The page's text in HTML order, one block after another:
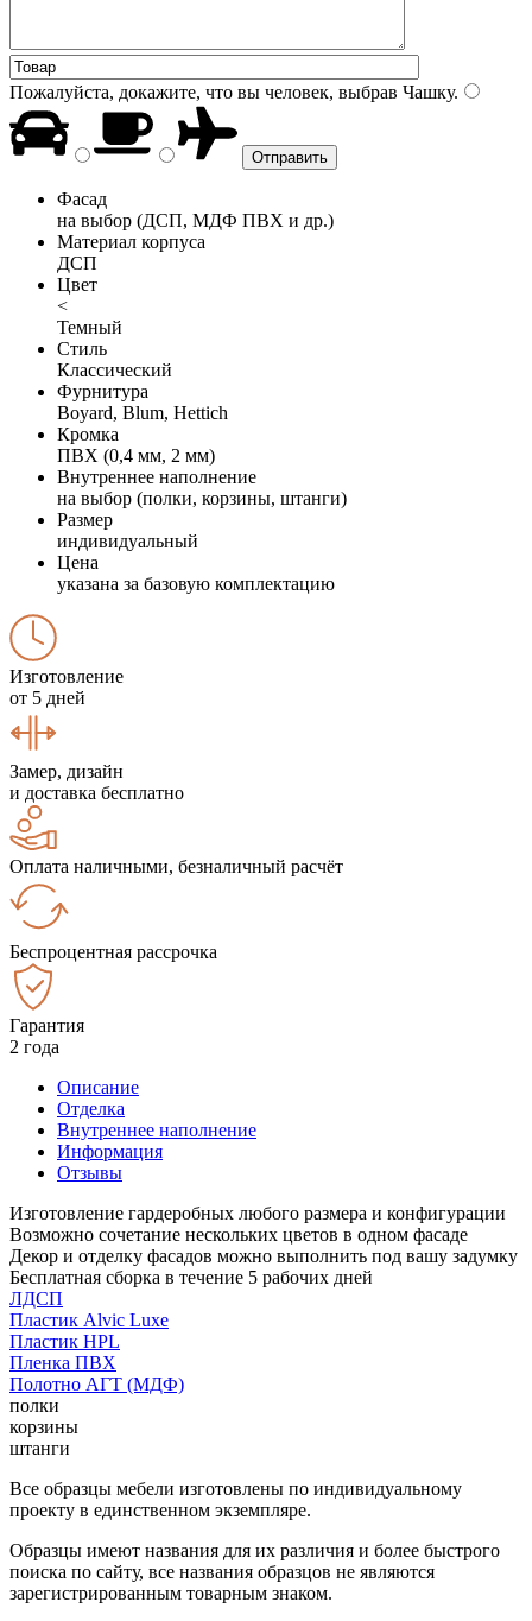
Пожалуйста, докажите, что вы человек, выбрав Чашку.
Фасад
на выбор (ДСП, МДФ ПВХ и др.)
Материал корпуса
ДСП
Цвет
<
Темный
Стиль
Классический
Фурнитура
Boyard, Blum, Hettich
Кромка
ПВХ (0,4 мм, 2 мм)
Внутреннее наполнение
на выбор (полки, корзины, штанги)
Размер
индивидуальный
Цена
указана за базовую комплектацию
Изготовление
от 5 дней
Замер, дизайн
и доставка бесплатно
Оплата наличными, безналичный расчёт
Беспроцентная рассрочка
Гарантия
2 года
Описание
Отделка
Внутреннее наполнение
Информация
Отзывы
Изготовление гардеробных любого размера и конфигурации
Возможно сочетание нескольких цветов в одном фасаде
Декор и отделку фасадов можно выполнить под вашу задумку
Бесплатная сборка в течение 5 рабочих дней
ЛДСП
Пластик Alvic Luxe
Пластик HPL
Пленка ПВХ
Полотно АГТ (МДФ)
полки
корзины
штанги
Все образцы мебели изготовлены по индивидуальному
проекту в единственном экземпляре.
Образцы имеют названия для их различия и более быстрого
поиска по сайту, все названия образцов не являются
зарегистрированным товарным знаком.